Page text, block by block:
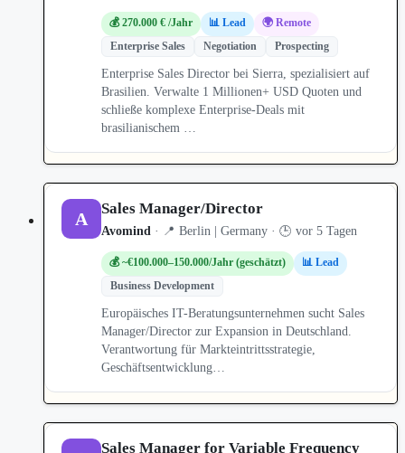
💰 270.000 € /Jahr 📊 Lead
🌍 Remote
Enterprise Sales
Negotiation Prospecting
Enterprise Sales Director bei Sierra, spezialisiert auf
Brasilien. Verwalte 1 Millionen+ USD Quoten und
schließe komplexe Enterprise-Deals mit
brasilianischem …
A Sales Manager/Director
Avomind · 📍 Berlin | Germany · 🕒 vor 5 Tagen
💰 ~€100.000–150.000/Jahr (geschätzt)
📊 Lead
Business Development
Europäisches IT-Beratungsunternehmen sucht Sales
Manager/Director zur Expansion in Deutschland.
Verantwortung für Markteintrittsstrategie,
Geschäftsentwicklung…
Sales Manager for Variable Frequency